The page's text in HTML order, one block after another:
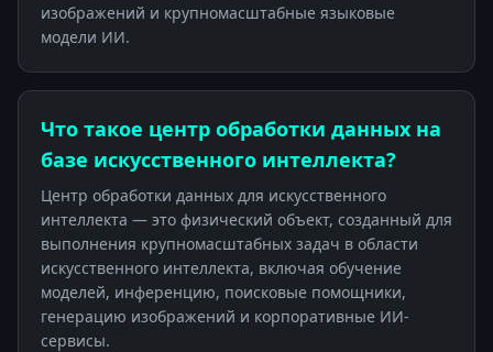
изображений и крупномасштабные языковые
модели ИИ.
Что такое центр обработки данных на
базе искусственного интеллекта?
Центр обработки данных для искусственного
интеллекта — это физический объект, созданный для
выполнения крупномасштабных задач в области
искусственного интеллекта, включая обучение
моделей, инференцию, поисковые помощники,
генерацию изображений и корпоративные ИИ-
сервисы.